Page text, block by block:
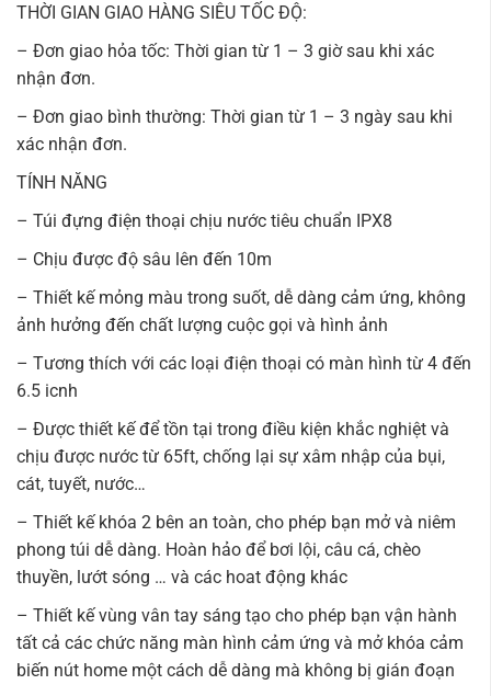
THỜI GIAN GIAO HÀNG SIÊU TỐC ĐỘ:
– Đơn giao hỏa tốc: Thời gian từ 1 – 3 giờ sau khi xác
nhận đơn.
– Đơn giao bình thường: Thời gian từ 1 – 3 ngày sau khi
xác nhận đơn.
TÍNH NĂNG
– Túi đựng điện thoại chịu nước tiêu chuẩn IPX8
– Chịu được độ sâu lên đến 10m
– Thiết kế mỏng màu trong suốt, dễ dàng cảm ứng, không
ảnh hưởng đến chất lượng cuộc gọi và hình ảnh
– Tương thích với các loại điện thoại có màn hình từ 4 đến
6.5 icnh
– Được thiết kế để tồn tại trong điều kiện khắc nghiệt và
chịu được nước từ 65ft, chống lại sự xâm nhập của bụi,
cát, tuyết, nước…
– Thiết kế khóa 2 bên an toàn, cho phép bạn mở và niêm
phong túi dễ dàng. Hoàn hảo để bơi lội, câu cá, chèo
thuyền, lướt sóng … và các hoat động khác
– Thiết kế vùng vân tay sáng tạo cho phép bạn vận hành
tất cả các chức năng màn hình cảm ứng và mở khóa cảm
biến nút home một cách dễ dàng mà không bị gián đoạn